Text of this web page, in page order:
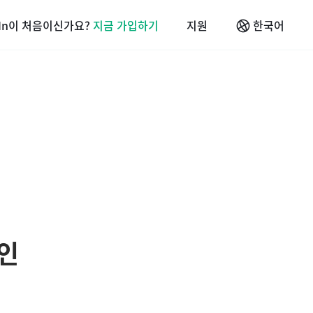
이 처음이신가요? 지금 가입하기 지원 한국어